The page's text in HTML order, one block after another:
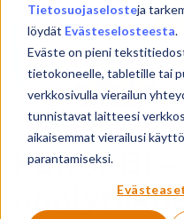
Tietosuojaselosteja
löydät Evästeselosteesta.
Eväste on pieni
tietokoneelle, tabletille tai
verkkosivulla vierailun
tunnistavat laitteesi
aikaisemmat vierailusi
parantamiseksi.
Power BI